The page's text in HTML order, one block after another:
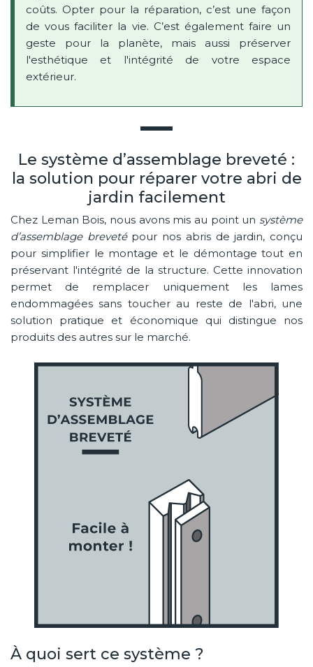
coûts. Opter pour la réparation, c’est une façon
de vous faciliter la vie. C’est également faire un
geste pour la planète, mais aussi préserver
l'esthétique et l'intégrité de votre espace
extérieur.
Le système d’assemblage breveté :
la solution pour réparer votre abri de
jardin facilement
Chez Leman Bois, nous avons mis au point un système
d’assemblage brevetépour nos abris de jardin, conçu
pour simplifier le montage et le démontage tout en
préservant l'intégrité de la structure. Cette innovation
permet de remplacer uniquement les lames
endommagées sans toucher au reste de l'abri, une
solution pratique et économique qui distingue nos
produits des autres sur le marché.
À quoi sert ce système ?